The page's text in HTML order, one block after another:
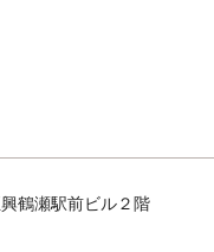
鶴瀬駅前ビル２階